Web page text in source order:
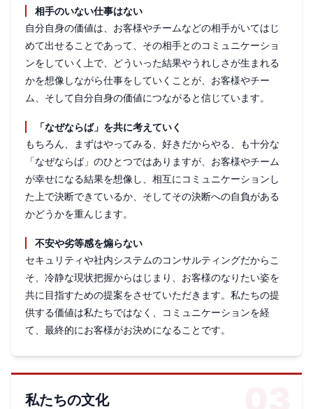
相手のいない仕事はない
自分自身の価値は、お客様やチームなどの相手がいてはじ
めて出せることであって、その相手とのコミュニケーショ
ンをしていく上で、どういった結果やうれしさが生まれる
かを想像しながら仕事をしていくことが、お客様やチー
ム、そして自分自身の価値につながると信じています。
「なぜならば」を共に考えていく
もちろん、まずはやってみる、好きだからやる、も十分な
「なぜならば」のひとつではありますが、お客様やチーム
が幸せになる結果を想像し、相互にコミュニケーションし
た上で決断できているか、そしてその決断への自負がある
かどうかを重んじます。
不安や劣等感を煽らない
セキュリティや社内システムのコンサルティングだからこ
そ、冷静な現状把握からはじまり、お客様のなりたい姿を
共に目指すための提案をさせていただきます。私たちの提
供する価値は私たちではなく、コミュニケーションを経
て、最終的にお客様がお決めになることです。
私たちの文化